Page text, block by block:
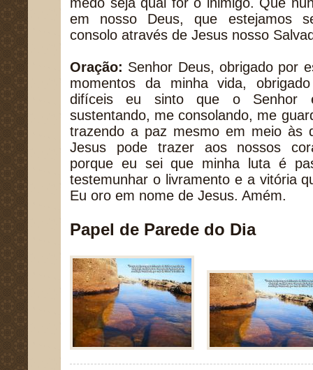
em nosso Deus, que estejamos
consolo através de Jesus nosso
Oração: Senhor Deus, obrigado por
momentos da minha vida,
difíceis eu sinto que o Senhor
sustentando, me consolando, me
trazendo a paz mesmo em meio às
Jesus pode trazer aos nossos
porque eu sei que minha luta é
testemunhar o livramento e a vitória
Eu oro em nome de Jesus. Amém.
Papel de Parede do Dia